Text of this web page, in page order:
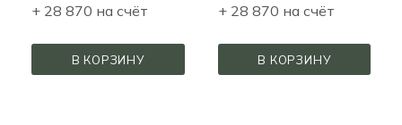
+ 28 870 на счёт
В КОРЗИНУ
+ 28 870 на счёт
В КОРЗИНУ